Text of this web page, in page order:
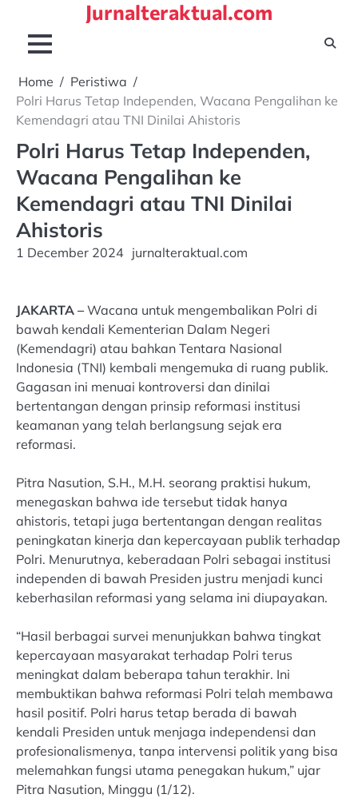
content
Jurnalteraktual.com
Home
Peristiwa
Polri Harus Tetap Independen, Wacana Pengalihan ke
Kemendagri atau TNI Dinilai Ahistoris
Polri Harus Tetap Independen,
Wacana Pengalihan ke
Kemendagri atau TNI Dinilai
Ahistoris
1 December 2024 jurnalteraktual.com
JAKARTA –Wacana untuk mengembalikan Polri di
bawah kendali Kementerian Dalam Negeri
(Kemendagri) atau bahkan Tentara Nasional
Indonesia (TNI) kembali mengemuka di ruang publik.
Gagasan ini menuai kontroversi dan dinilai
bertentangan dengan prinsip reformasi institusi
keamanan yang telah berlangsung sejak era
reformasi.
Pitra Nasution, S.H., M.H. seorang praktisi hukum,
menegaskan bahwa ide tersebut tidak hanya
ahistoris, tetapi juga bertentangan dengan realitas
peningkatan kinerja dan kepercayaan publik terhadap
Polri. Menurutnya, keberadaan Polri sebagai institusi
independen di bawah Presiden justru menjadi kunci
keberhasilan reformasi yang selama ini diupayakan.
“Hasil berbagai survei menunjukkan bahwa tingkat
kepercayaan masyarakat terhadap Polri terus
meningkat dalam beberapa tahun terakhir. Ini
membuktikan bahwa reformasi Polri telah membawa
hasil positif. Polri harus tetap berada di bawah
kendali Presiden untuk menjaga independensi dan
profesionalismenya, tanpa intervensi politik yang bisa
melemahkan fungsi utama penegakan hukum,” ujar
Pitra Nasution, Minggu (1/12).